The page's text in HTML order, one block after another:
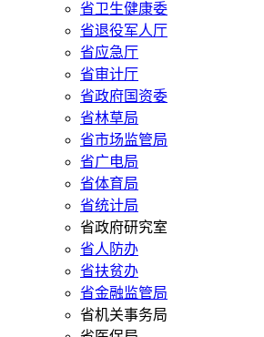
省卫生健康委
省退役军人厅
省应急厅
省审计厅
省政府国资委
省林草局
省市场监管局
省广电局
省体育局
省统计局
省政府研究室
省人防办
省扶贫办
省金融监管局
省机关事务局